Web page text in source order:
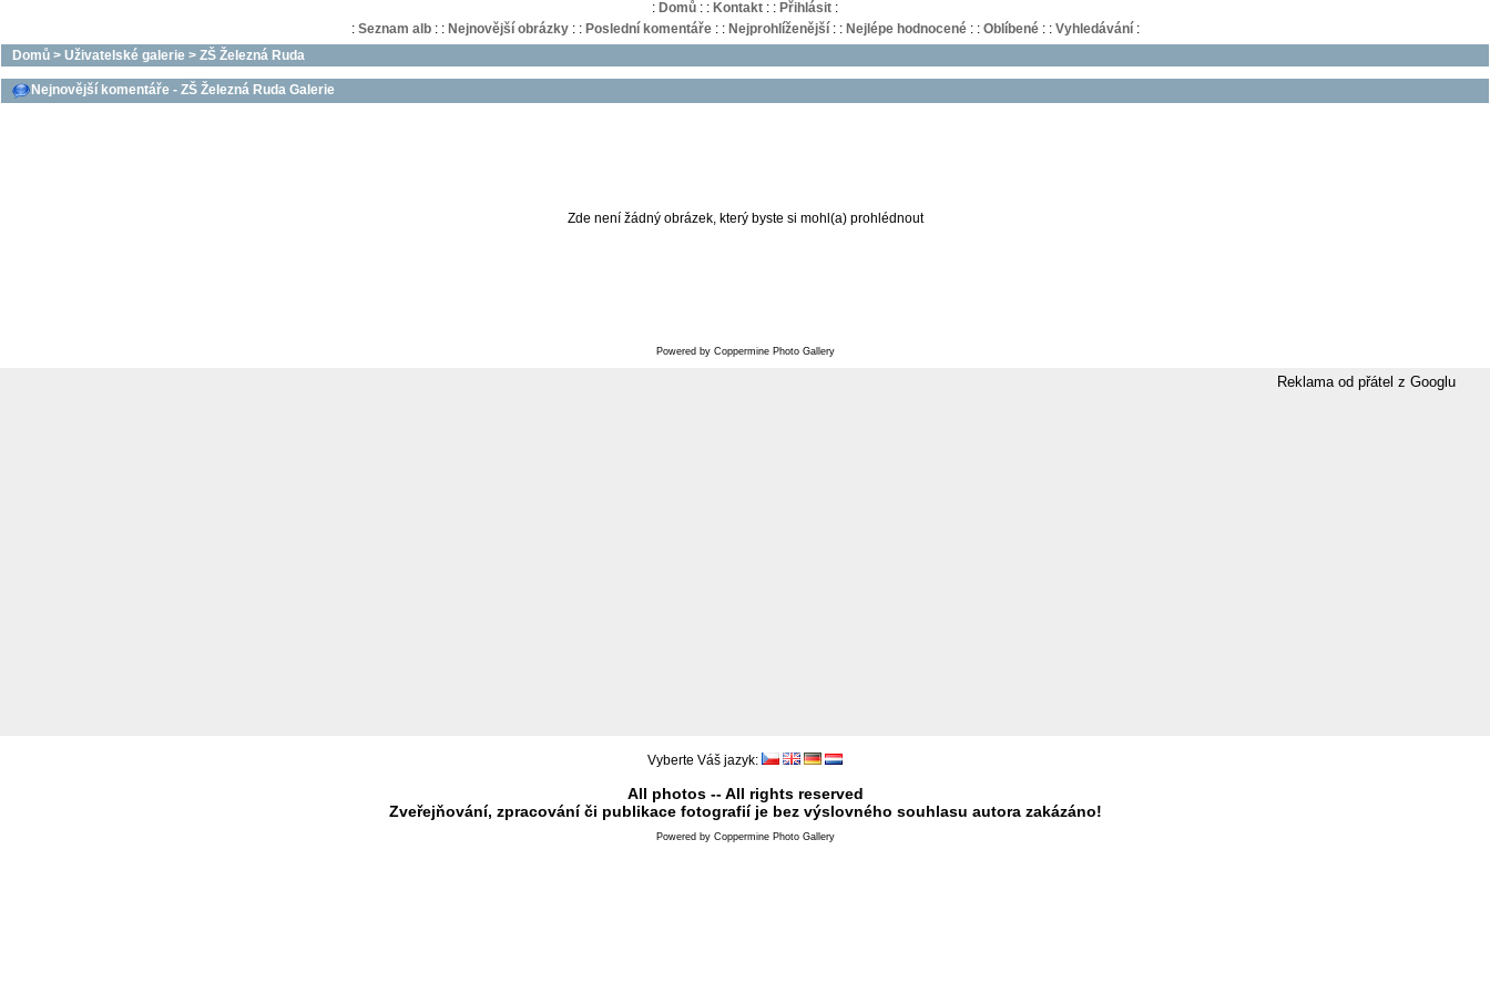
: Domů : : Kontakt : : Přihlásit :
: Seznam alb: : Nejnovější obrázky: : Poslední komentáře: : Nejprohlíženější: : Nejlépe hodnocené: : Oblíbené: : Vyhledávání:
Domů > Uživatelské galerie > ZŠ Železná Ruda
Nejnovější komentáře - ZŠ Železná Ruda Galerie
Zde není žádný obrázek, který byste si mohl(a) prohlédnout
Powered by Coppermine Photo Gallery
Reklama od přátel z Googlu
Vyberte Váš jazyk:
All photos -- All rights reserved
Zveřejňování, zpracování či publikace fotografií je bez výslovného souhlasu autora zakázáno!
Powered by Coppermine Photo Gallery